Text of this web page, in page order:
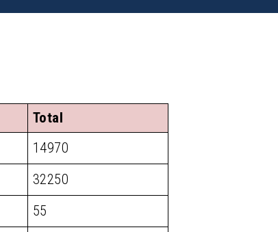
Total
14970
32250
55